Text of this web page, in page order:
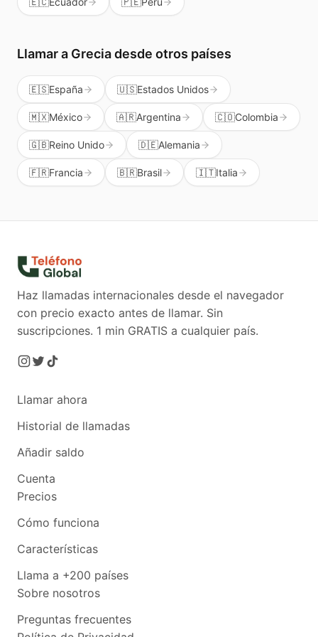
Llamar a Greciadesde otros países
🇪🇸España 🇺🇸Estados Unidos
🇲🇽México 🇦🇷Argentina 🇨🇴Colombia
🇬🇧Reino Unido 🇩🇪Alemania
🇫🇷Francia 🇧🇷Brasil 🇮🇹Italia
Haz llamadas internacionales desde el navegador
con precio exacto antes de llamar. Sin
suscripciones. 1 min GRATIS a cualquier país.
Llamar ahora
Historial de llamadas
Añadir saldo
Cuenta
Precios
Cómo funciona
Características
Llama a +200 países
Sobre nosotros
Preguntas frecuentes